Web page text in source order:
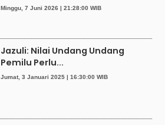
Minggu, 7 Juni 2026 | 21:28:00 WIB
Jazuli: Nilai Undang Undang
Pemilu Perlu...
Jumat, 3 Januari 2025 | 16:30:00 WIB